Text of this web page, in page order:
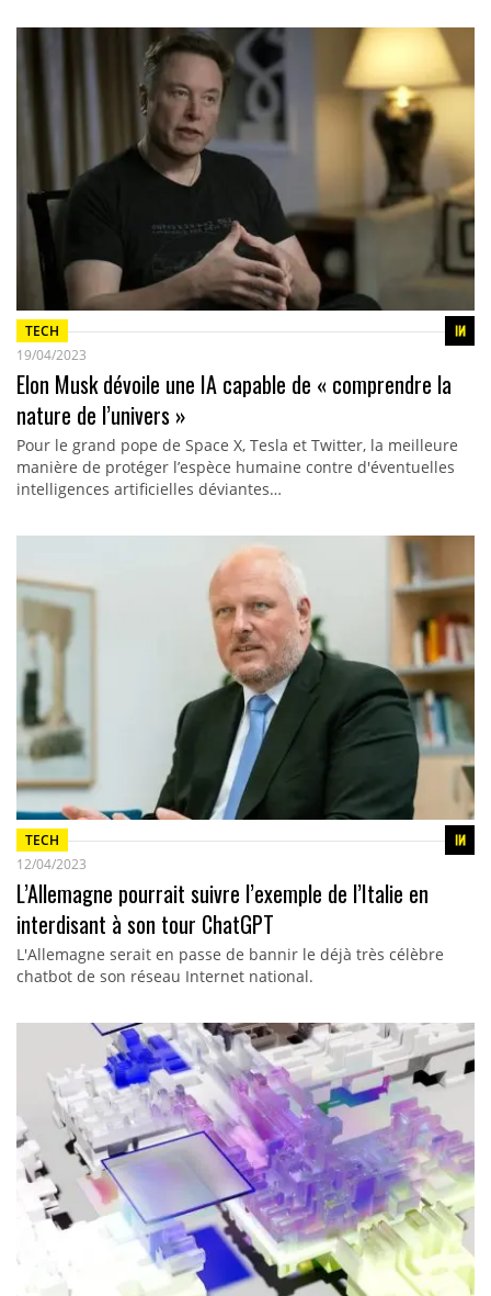
TECH
19/04/2023
Elon Musk dévoile une IA capable de « comprendre la
nature de l’univers »
Pour le grand pope de Space X, Tesla et Twitter, la meilleure
manière de protéger l’espèce humaine contre d'éventuelles
intelligences artificielles déviantes…
TECH
12/04/2023
L’Allemagne pourrait suivre l’exemple de l’Italie en
interdisant à son tour ChatGPT
L'Allemagne serait en passe de bannir le déjà très célèbre
chatbot de son réseau Internet national.